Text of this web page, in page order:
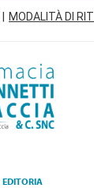
MODALITÀ DI
EDITORIA